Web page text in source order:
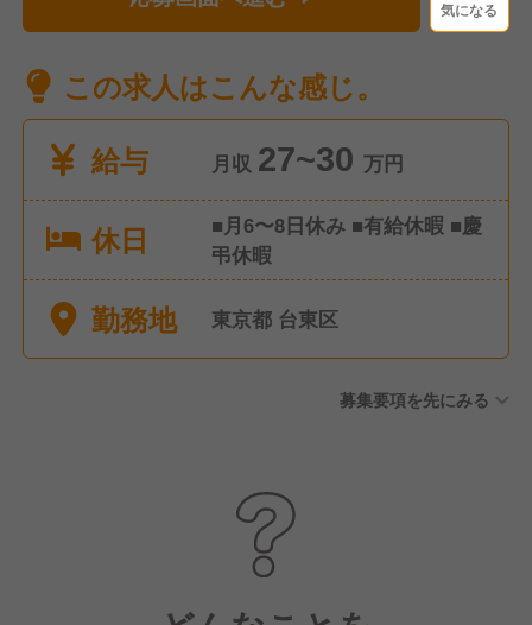
気になる
この求人はこんな感じ。
給与
月収 27~30 万円
休日
■月6〜8日休み ■有給休暇 ■慶
弔休暇
勤務地 東京都 台東区
募集要項を先にみる
気になる